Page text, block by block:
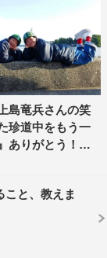
”たんです。ご
、相田翔子さん
るというより
した。各お笑
島竜兵さんの笑
珍道中をもう一
ありがとう！竜
こと、教えま